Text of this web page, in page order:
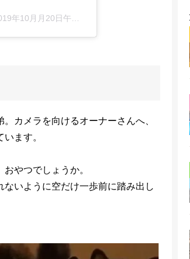
年10月月20日午前7時53分PDT
カメラを向けるオーナーさんへ、
ます。
やつでしょうか。
いように空だけ一歩前に踏み出し